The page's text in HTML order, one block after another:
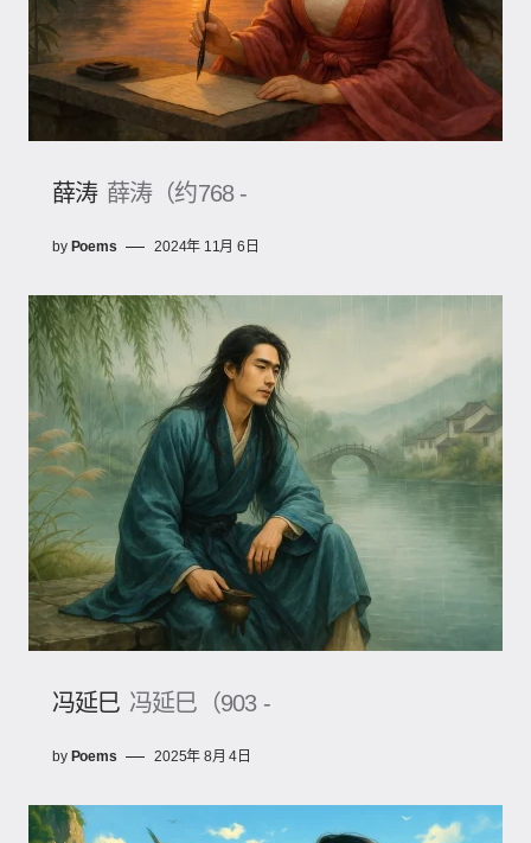
薛涛 薛涛（约768 -
by Poems 2024年 11月 6日
冯延巳 冯延巳（903 -
by Poems 2025年 8月 4日